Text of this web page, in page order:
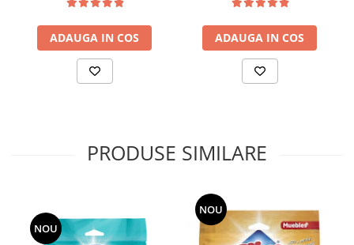
difuzoare
Odorizanti cu bete de ratan si
lumanari parfumate
Absorbanti de Umiditate & Rezerve
Pachete Odorizare
Betisoare parfumate
ADAUGA IN COS ADAUGA IN COS
PRODUSE SIMILARE
NOU
NOU